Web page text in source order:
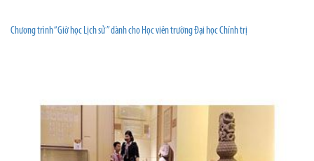
Chương trình “Giờ học Lịch sử ” dành cho Học viên trường Đại học Chính trị